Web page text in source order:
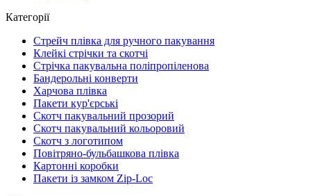
Категорії
Стрейч плівка для ручного пакування
Клейкі стрічки та скотчі
Стрічка пакувальна поліпропіленова
Бандерольні конверти
Харчова плівка
Пакети кур'єрські
Cкотч пакувальний прозорий
Скотч пакувальний кольоровий
Cкотч з логотипом
Повітряно-бульбашкова плівка
Картонні коробки
Пакети із замком Zip-Loc